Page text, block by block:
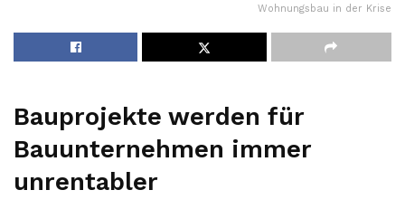
Wohnungsbau in der Krise
Bauprojekte werden für
Bauunternehmen immer
unrentabler